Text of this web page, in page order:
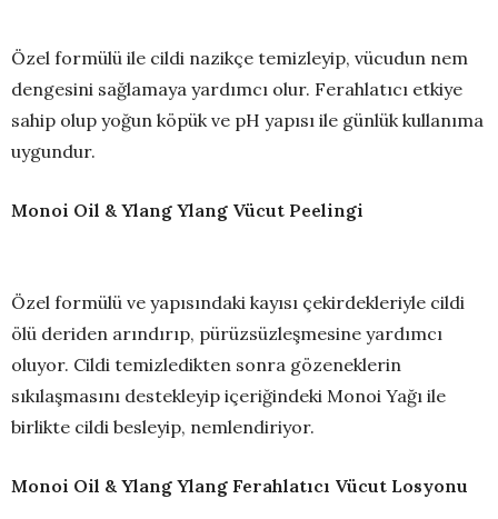
Özel formülü ile cildi nazikçe temizleyip, vücudun nem
dengesini sağlamaya yardımcı olur. Ferahlatıcı etkiye
sahip olup yoğun köpük ve pH yapısı ile günlük kullanıma
uygundur.
Monoi Oil & Ylang Ylang Vücut Peelingi
Özel formülü ve yapısındaki kayısı çekirdekleriyle cildi
ölü deriden arındırıp, pürüzsüzleşmesine yardımcı
oluyor. Cildi temizledikten sonra gözeneklerin
sıkılaşmasını destekleyip içeriğindeki Monoi Yağı ile
birlikte cildi besleyip, nemlendiriyor.
Monoi Oil & Ylang Ylang Ferahlatıcı Vücut Losyonu